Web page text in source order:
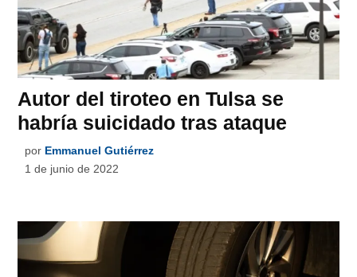
Autor del tiroteo en Tulsa se
habría suicidado tras ataque
por Emmanuel Gutiérrez
1 de junio de 2022